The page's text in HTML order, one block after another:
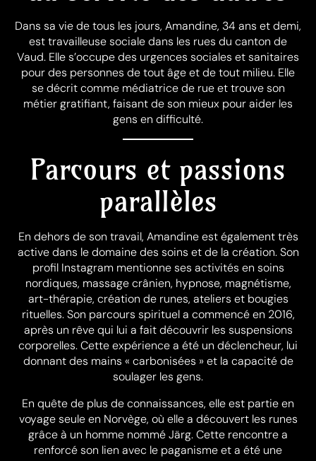
Dans sa vie de tous les jours, Amandine, 34 ans et demi,
est travailleuse sociale dans les rues du canton de
Vaud. Elle s’occupe des urgences sociales et sanitaires
pour des personnes de tout âge et de tout milieu. Elle
se décrit comme médiatrice de rue et trouve son
métier gratifiant, faisant de son mieux pour aider les
gens en difficulté.
Parcours et passions
parallèles
En dehors de son travail, Amandine est également très
active dans le domaine des soins et de la création. Son
profil Instagram mentionne ses activités en soins
nordiques, massage crânien, hypnose, magnétisme,
art-thérapie, création de runes, ateliers et bougies
rituelles. Son parcours spirituel a commencé en 2016,
après un rêve qui lui a fait découvrir les suspensions
corporelles. Cette expérience a été un déclencheur, lui
donnant des mains « carbonisées » et la capacité de
soulager les gens.
En quête de plus de connaissances, elle est partie en
voyage seule en Norvège, où elle a découvert les runes
grâce à un homme nommé Järg. Cette rencontre a
renforcé son lien avec le paganisme et a été une